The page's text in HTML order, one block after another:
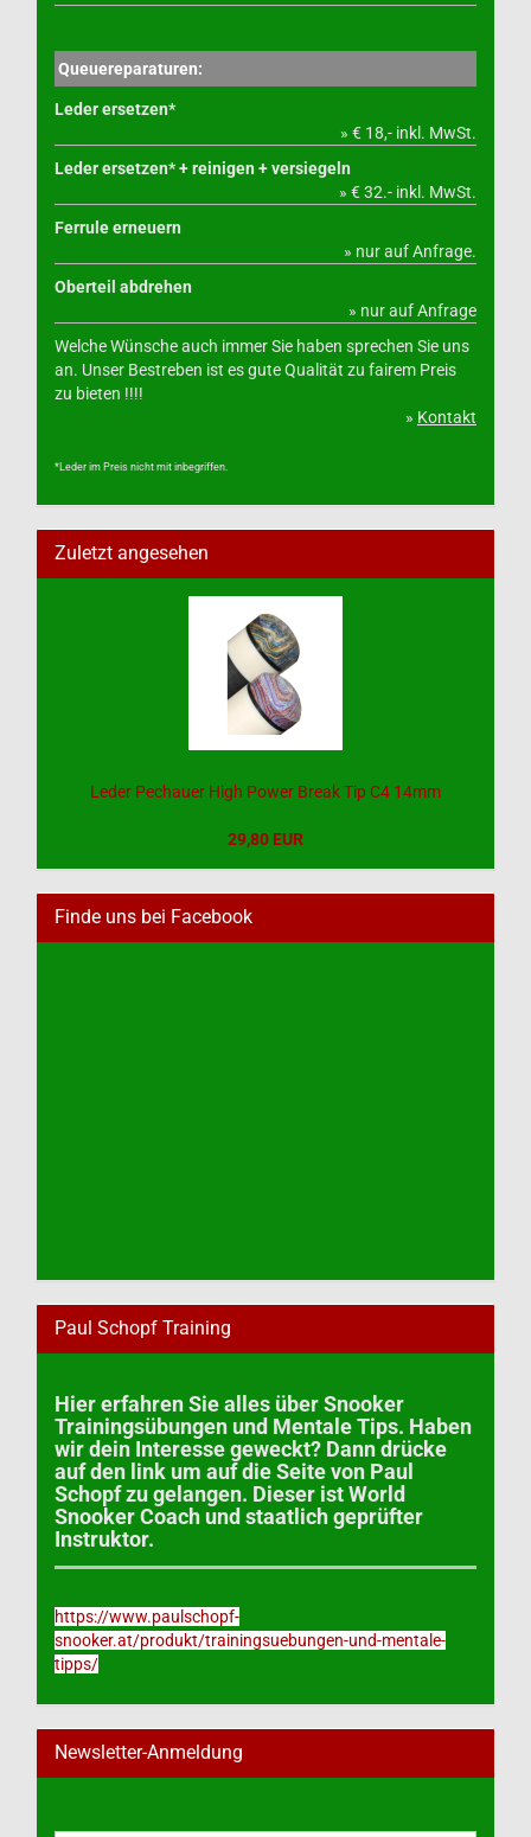
Queuereparaturen:
Leder ersetzen*
» € 18,- inkl. MwSt.
Leder ersetzen* + reinigen + versiegeln
» € 32.- inkl. MwSt.
Ferrule erneuern
» nur auf Anfrage.
Oberteil abdrehen
» nur auf Anfrage
Welche Wünsche auch immer Sie haben sprechen Sie uns
an. Unser Bestreben ist es gute Qualität zu fairem Preis
zu bieten !!!!
» Kontakt
*Leder im Preis nicht mit inbegriffen.
Zuletzt angesehen
Leder Pechauer High Power Break Tip C4 14mm
29,80 EUR
Finde uns bei Facebook
Paul Schopf Training
Hier erfahren Sie alles über Snooker
Trainingsübungen und Mentale Tips. Haben
wir dein Interesse geweckt? Dann drücke
auf den link um auf die Seite von Paul
Schopf zu gelangen. Dieser ist World
Snooker Coach und staatlich geprüfter
Instruktor.
https://www.paulschopf-
snooker.at/produkt/trainingsuebungen-und-mentale-
tipps/
Newsletter-Anmeldung